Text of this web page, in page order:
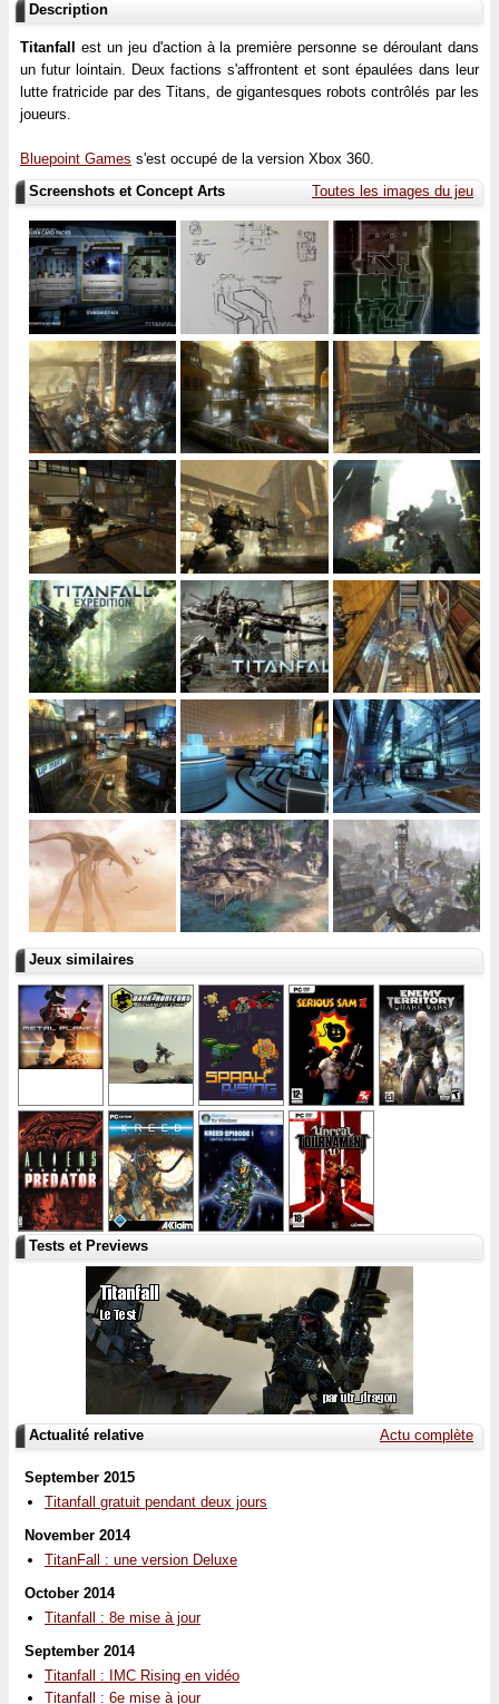
Description
Titanfall
est un jeu d'action à la première personne se déroulant dans
un futur lointain. Deux factions s'affrontent et sont épaulées dans leur
lutte fratricide par des Titans, de gigantesques robots contrôlés par les
joueurs.
Bluepoint Games s'est occupé de la version Xbox 360.
Toutes les images du jeu
Screenshots et Concept Arts
Jeux similaires
Tests et Previews
Actu complète
Actualité relative
September 2015
Titanfall gratuit pendant deux jours
November 2014
TitanFall : une version Deluxe
October 2014
Titanfall : 8e mise à jour
September 2014
Titanfall : IMC Rising en vidéo
Titanfall : 6e mise à jour